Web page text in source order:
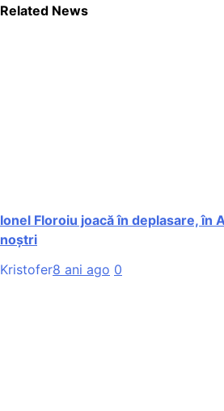
Related News
Ionel Floroiu joacă în deplasare, în
noștri
Kristofer8 ani ago 0